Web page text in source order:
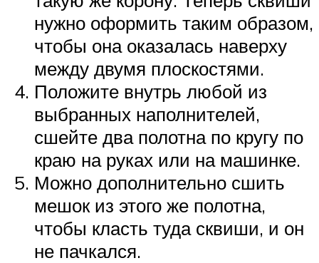
нужно оформить таким образом,
чтобы она оказалась наверху
между двумя плоскостями.
Положите внутрь любой из
выбранных наполнителей,
сшейте два полотна по кругу по
краю на руках или на машинке.
Можно дополнительно сшить
мешок из этого же полотна,
чтобы класть туда сквиши, и он
не пачкался.